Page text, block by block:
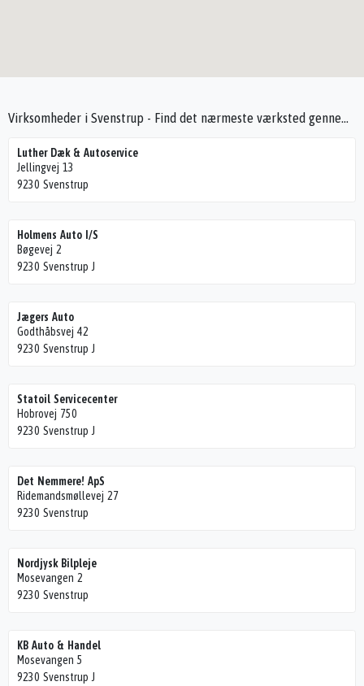
Virksomheder i Svenstrup - Find det nærmeste værksted gennem Seek4Cars
Luther Dæk & Autoservice
Jellingvej 13
9230 Svenstrup
Holmens Auto I/S
Bøgevej 2
9230 Svenstrup J
Jægers Auto
Godthåbsvej 42
9230 Svenstrup J
Statoil Servicecenter
Hobrovej 750
9230 Svenstrup J
Det Nemmere! ApS
Ridemandsmøllevej 27
9230 Svenstrup
Nordjysk Bilpleje
Mosevangen 2
9230 Svenstrup
KB Auto & Handel
Mosevangen 5
9230 Svenstrup J